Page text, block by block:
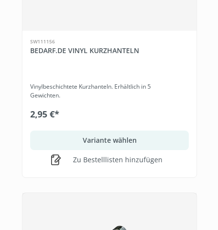
SW111156
BEDARF.DE VINYL KURZHANTELN
Vinylbeschichtete Kurzhanteln. Erhältlich in 5
Gewichten.
2,95 €*
Variante wählen
Zu Bestelllisten hinzufügen